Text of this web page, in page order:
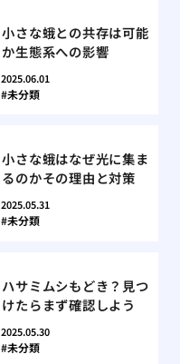
小さな蛾との共存は可能
か生態系への影響
2025.06.01
未分類
小さな蛾はなぜ光に集ま
るのかその理由と対策
2025.05.31
未分類
ハサミムシもどき？見つ
けたらまず確認しよう
2025.05.30
未分類